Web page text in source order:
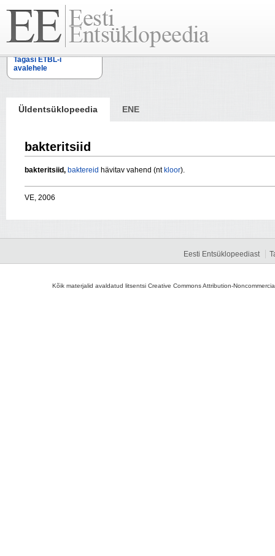
Tagasi ETBL-i
avalehele
Üldentsüklopeedia ENE
bakteritsiid
bakteritsiid, baktereid hävitav vahend (nt kloor).
VE, 2006
Eesti Entsüklopeediast
Kõik materjalid avaldatud litsentsi Creative Commons Attribution-